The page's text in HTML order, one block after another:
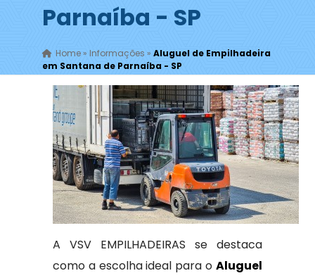
Parnaíba - SP
Home» Informações » Aluguel de Empilhadeira
em Santana de Parnaíba - SP
A VSV EMPILHADEIRAS se destaca
como a escolha ideal para oAluguel